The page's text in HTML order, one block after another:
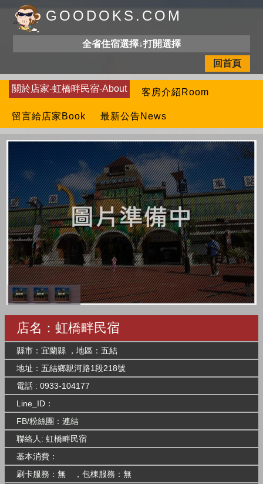
GOODOKS.COM
全省住宿選擇↓打開選擇
回首頁
關於店家-虹橋畔民宿-About 客房介紹Room
留言給店家Book 最新公告News
店名：虹橋畔民宿
縣市：宜蘭縣 ，地區：五結
地址：五結鄉親河路1段218號
電話 : 0933-104177
Line_ID：
FB/粉絲團： 連結
聯絡人: 虹橋畔民宿
基本消費：
刷卡服務：無 ，包棟服務：無